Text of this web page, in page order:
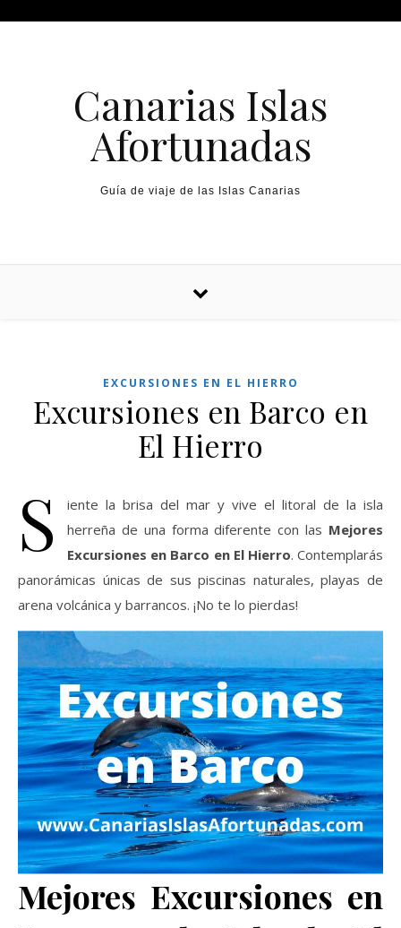
Canarias Islas
Afortunadas
Guía de viaje de las Islas Canarias
EXCURSIONES EN EL HIERRO
Excursiones en Barco en
El Hierro
S
iente la brisa del mar y vive el litoral de la isla
herreña de una forma diferente con las Mejores
Excursiones en Barco en El Hierro. Contemplarás
panorámicas únicas de sus piscinas naturales, playas de
arena volcánica y barrancos. ¡No te lo pierdas!
Mejores Excursiones en